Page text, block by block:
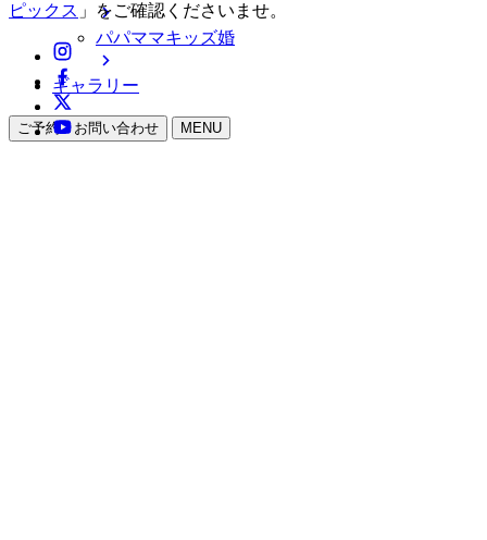
パパママキッズ婚
ギャラリー
ご予約・お問い合わせ MENU
ピックス 」をご確認くださいませ。